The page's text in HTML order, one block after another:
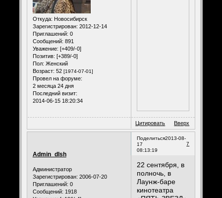
Откуда: Новосибирск
Зарегистрирован: 2012-12-14
Приглашений: 0
Сообщений: 891
Уважение: [+409/-0]
Позитив: [+389/-0]
Пол: Женский
Возраст: 52 [1974-07-01]
Провел на форуме:
2 месяца 24 дня
Последний визит:
2014-06-15 18:20:34
Цитировать Вверх
Поделиться
7
2013-08-
17
08:13:19
Admin_dlsh
Администратор
Зарегистрирован: 2006-07-20
Приглашений: 0
Сообщений: 1918
22 сентября, в
полночь, в
Лаунж-баре
кинотеатра